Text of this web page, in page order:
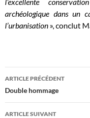
archéologique dans un
l’urbanisation », conclut
Navigation
des
articles
ARTICLE PRÉCÉDENT
Double hommage
ARTICLE SUIVANT